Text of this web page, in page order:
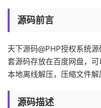
源码前言
天下源码@PHP授权系统
套源码存放在百度网盘，
本地离线解压，压缩文件解
源码描述